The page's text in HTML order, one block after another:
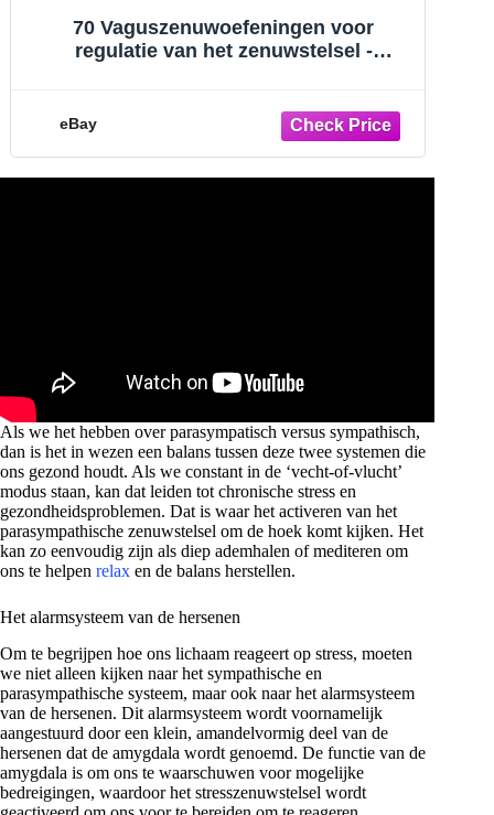
Vaguszenuwoefeningen voor
van het zenuwstelsel -
Als we het hebben over parasympatisch versus sympathisch,
dan is het in wezen een balans tussen deze twee systemen die
ons gezond houdt. Als we constant in de ‘vecht-of-vlucht’
modus staan, kan dat leiden tot chronische stress en
gezondheidsproblemen. Dat is waar het activeren van het
parasympathische zenuwstelsel om de hoek komt kijken. Het
kan zo eenvoudig zijn als diep ademhalen of mediteren om
ons te helpen relax en de balans herstellen.
Het alarmsysteem van de hersenen
Om te begrijpen hoe ons lichaam reageert op stress, moeten
we niet alleen kijken naar het sympathische en
parasympathische systeem, maar ook naar het alarmsysteem
van de hersenen. Dit alarmsysteem wordt voornamelijk
aangestuurd door een klein, amandelvormig deel van de
hersenen dat de amygdala wordt genoemd. De functie van de
amygdala is om ons te waarschuwen voor mogelijke
bedreigingen, waardoor het stresszenuwstelsel wordt